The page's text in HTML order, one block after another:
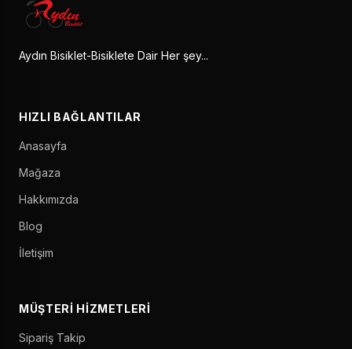
Aydın Bisiklet-Bisiklete Dair Her şey...
HIZLI BAĞLANTILAR
Anasayfa
Mağaza
Hakkımızda
Blog
İletişim
MÜŞTERI HIZMETLERI
Sipariş Takip